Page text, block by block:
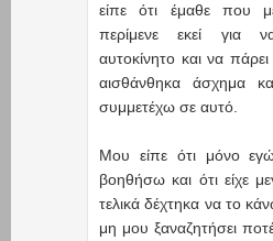
είπε ότι έμαθε που
περίμενε εκεί για
αυτοκίνητο και να
αισθάνθηκα άσχημα
συμμετέχω σε αυτό.
Μου είπε ότι μόνο
βοηθήσω και ότι είχε
τελικά δέχτηκα να το
μη μου ξαναζητήσει